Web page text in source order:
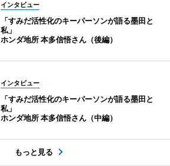
インタビュー
「すみだ活性化のキーパーソンが語る墨田と
私」
ホンダ地所 本多信悟さん（後編）
インタビュー
「すみだ活性化のキーパーソンが語る墨田と
私」
ホンダ地所 本多信悟さん（中編）
もっと見る